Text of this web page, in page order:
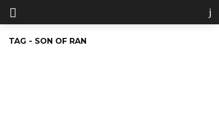
TAG - SON OF RAN